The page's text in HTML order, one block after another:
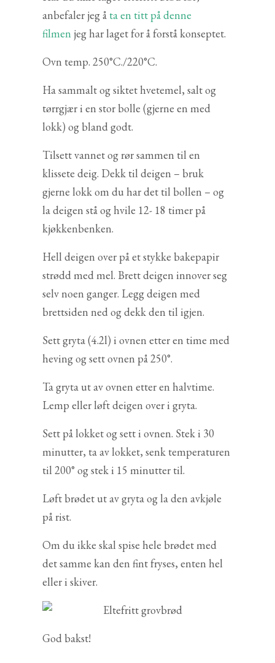
anbefaler jeg å ta en titt på denne
filmen jeg har laget for å forstå konseptet.
Ovn temp. 250°C./220°C.
Ha sammalt og siktet hvetemel, salt og
tørrgjær i en stor bolle (gjerne en med
lokk) og bland godt.
Tilsett vannet og rør sammen til en
klissete deig. Dekk til deigen – bruk
gjerne lokk om du har det til bollen – og
la deigen stå og hvile 12- 18 timer på
kjøkkenbenken.
Hell deigen over på et stykke bakepapir
strødd med mel. Brett deigen innover seg
selv noen ganger. Legg deigen med
brettsiden ned og dekk den til igjen.
Sett gryta (4.2l) i ovnen etter en time med
heving og sett ovnen på 250°.
Ta gryta ut av ovnen etter en halvtime.
Lemp eller løft deigen over i gryta.
Sett på lokket og sett i ovnen. Stek i 30
minutter, ta av lokket, senk temperaturen
til 200° og stek i 15 minutter til.
Løft brødet ut av gryta og la den avkjøle
på rist.
Om du ikke skal spise hele brødet med
det samme kan den fint fryses, enten hel
eller i skiver.
God bakst!